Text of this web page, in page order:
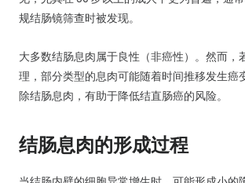
规结肠镜筛查时被发现。
大多数结肠息肉属于良性（非癌性）。然而，
理，部分类型的息肉可能随着时间推移发生癌
除结肠息肉，有助于降低结直肠癌的风险。
结肠息肉的形成过程